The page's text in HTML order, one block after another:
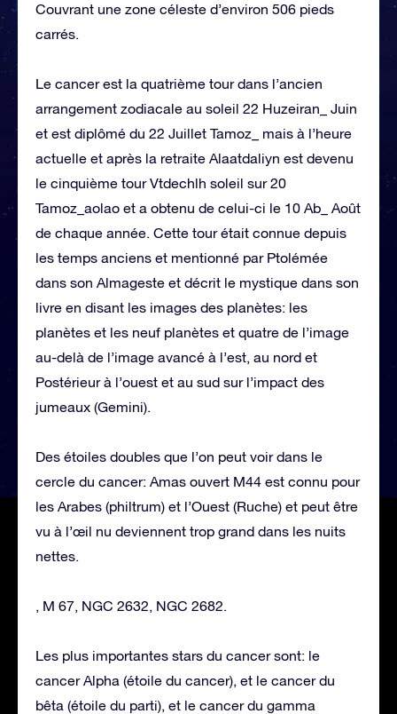
Couvrant une zone céleste d’environ 506 pieds
carrés.
Le cancer est la quatrième tour dans l’ancien
arrangement zodiacale au soleil 22 Huzeiran_ Juin
et est diplômé du 22 Juillet Tamoz_ mais à l’heure
actuelle et après la retraite Alaatdaliyn est devenu
le cinquième tour Vtdechlh soleil sur 20
Tamoz_aolao et a obtenu de celui-ci le 10 Ab_ Août
de chaque année. Cette tour était connue depuis
les temps anciens et mentionné par Ptolémée
dans son Almageste et décrit le mystique dans son
livre en disant les images des planètes: les
planètes et les neuf planètes et quatre de l’image
au-delà de l’image avancé à l’est, au nord et
Postérieur à l’ouest et au sud sur l’impact des
jumeaux (Gemini).
Des étoiles doubles que l’on peut voir dans le
cercle du cancer: Amas ouvert M44 est connu pour
les Arabes (philtrum) et l’Ouest (Ruche) et peut être
vu à l’œil nu deviennent trop grand dans les nuits
nettes.
, M 67, NGC 2632, NGC 2682.
Les plus importantes stars du cancer sont: le
cancer Alpha (étoile du cancer), et le cancer du
bêta (étoile du parti), et le cancer du gamma